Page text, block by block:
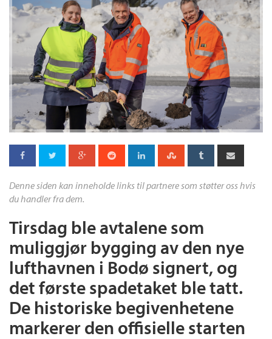
Denne siden kan inneholde links til partnere som støtter oss hvis
du handler fra dem.
Tirsdag ble avtalene som
muliggjør bygging av den nye
lufthavnen i Bodø signert, og
det første spadetaket ble tatt.
De historiske begivenhetene
markerer den offisielle starten